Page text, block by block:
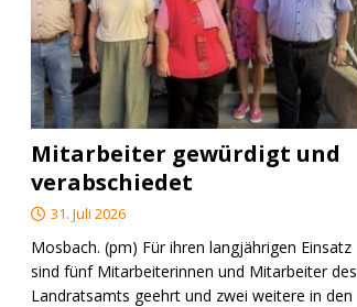
Mitarbeiter gewürdigt und
verabschiedet
31. Juli 2026
Mosbach. (pm) Für ihren langjährigen Einsatz
sind fünf Mitarbeiterinnen und Mitarbeiter des
Landratsamts geehrt und zwei weitere in den